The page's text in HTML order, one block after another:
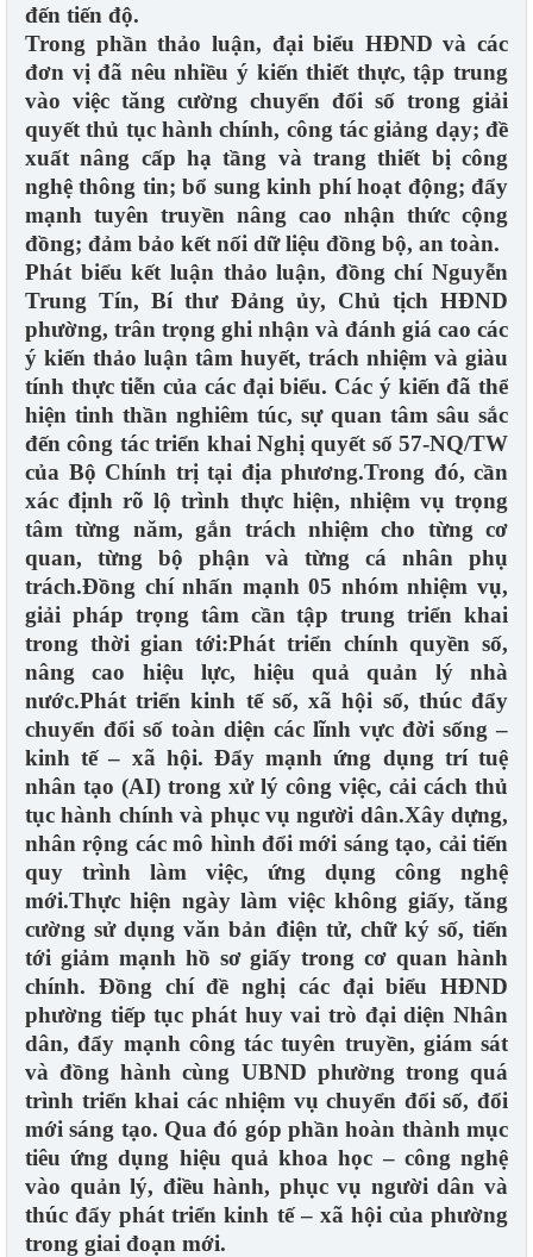
đến tiến độ.
Trong phần thảo luận, đại biểu HĐND và các
đơn vị đã nêu nhiều ý kiến thiết thực, tập trung
vào việc tăng cường chuyển đổi số trong giải
quyết thủ tục hành chính, công tác giảng dạy; đề
xuất nâng cấp hạ tầng và trang thiết bị công
nghệ thông tin; bổ sung kinh phí hoạt động; đẩy
mạnh tuyên truyền nâng cao nhận thức cộng
đồng; đảm bảo kết nối dữ liệu đồng bộ, an toàn.
Phát biểu kết luận thảo luận, đồng chí Nguyễn
Trung Tín, Bí thư Đảng ủy, Chủ tịch HĐND
phường, trân trọng ghi nhận và đánh giá cao các
ý kiến thảo luận tâm huyết, trách nhiệm và giàu
tính thực tiễn của các đại biểu. Các ý kiến đã thể
hiện tinh thần nghiêm túc, sự quan tâm sâu sắc
đến công tác triển khai Nghị quyết số 57-NQ/TW
của Bộ Chính trị tại địa phương.Trong đó, cần
xác định rõ lộ trình thực hiện, nhiệm vụ trọng
tâm từng năm, gắn trách nhiệm cho từng cơ
quan, từng bộ phận và từng cá nhân phụ
trách.Đồng chí nhấn mạnh 05 nhóm nhiệm vụ,
giải pháp trọng tâm cần tập trung triển khai
trong thời gian tới:Phát triển chính quyền số,
nâng cao hiệu lực, hiệu quả quản lý nhà
nước.Phát triển kinh tế số, xã hội số, thúc đẩy
chuyển đổi số toàn diện các lĩnh vực đời sống –
kinh tế – xã hội. Đẩy mạnh ứng dụng trí tuệ
nhân tạo (AI) trong xử lý công việc, cải cách thủ
tục hành chính và phục vụ người dân.Xây dựng,
nhân rộng các mô hình đổi mới sáng tạo, cải tiến
quy trình làm việc, ứng dụng công nghệ
mới.Thực hiện ngày làm việc không giấy, tăng
cường sử dụng văn bản điện tử, chữ ký số, tiến
tới giảm mạnh hồ sơ giấy trong cơ quan hành
chính. Đồng chí đề nghị các đại biểu HĐND
phường tiếp tục phát huy vai trò đại diện Nhân
dân, đẩy mạnh công tác tuyên truyền, giám sát
và đồng hành cùng UBND phường trong quá
trình triển khai các nhiệm vụ chuyển đổi số, đổi
mới sáng tạo. Qua đó góp phần hoàn thành mục
tiêu ứng dụng hiệu quả khoa học – công nghệ
vào quản lý, điều hành, phục vụ người dân và
thúc đẩy phát triển kinh tế – xã hội của phường
trong giai đoạn mới.